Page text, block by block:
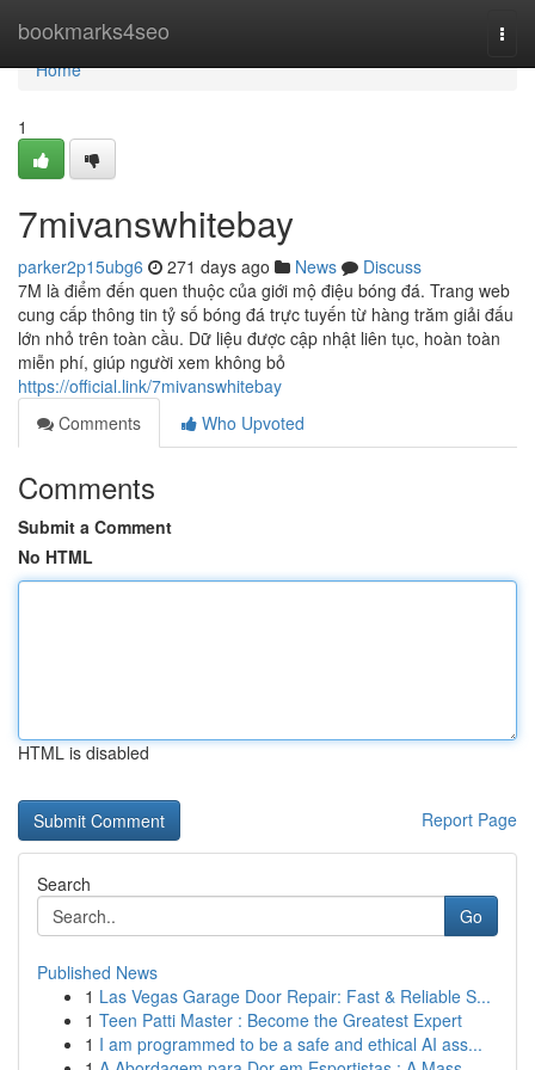
bookmarks4seo
Home
Home
1
7mivanswhitebay
parker2p15ubg6 271 days ago News
Discuss
7M là điểm đến quen thuộc của giới mộ điệu bóng đá. Trang web
cung cấp thông tin tỷ số bóng đá trực tuyến từ hàng trăm giải đấu
lớn nhỏ trên toàn cầu. Dữ liệu được cập nhật liên tục, hoàn toàn
miễn phí, giúp người xem không bỏ
https://official.link/7mivanswhitebay
Comments
Who Upvoted
Comments
Submit a Comment
No HTML
HTML is disabled
Report Page
Search
Go
Published News
1 Las Vegas Garage Door Repair: Fast & Reliable S...
1 Teen Patti Master : Become the Greatest Expert
1 I am programmed to be a safe and ethical AI ass...